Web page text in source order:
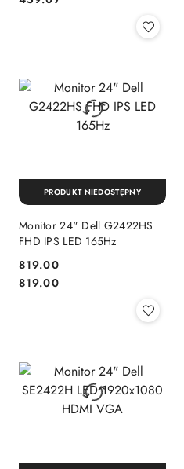
Monitor 24" Dell G2422HS
FHD IPS LED 165Hz
Cena:
819.00
Cena:
819.00
PRODUKT NIEDOSTĘPNY